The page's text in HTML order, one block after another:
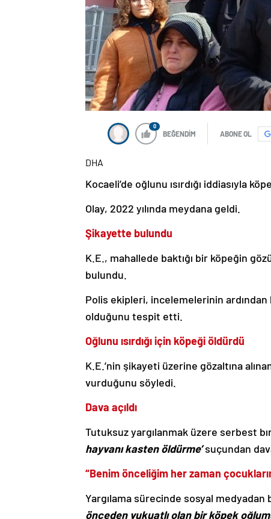
0
BEĞENDİM ABONE OL
DHA
Kocaeli’de oğlunu ısırdığı iddiasıyla
Olay, 2022 yılında meydana geldi.
Şikayette bulundu
K.E., mahallede baktığı bir köpeğin
bulundu.
Polis ekipleri, incelemelerinin
olduğunu tespit etti.
Oğlunu ısırdığı için köpeği öldürdü
K.E.’nin şikayeti üzerine gözaltına
vurduğunu söyledi.
Dava açıldı
Tutuksuz yargılanmak üzere serbest
hayvanı kasten öldürme’suçundan
“Benim önceliğim her zaman
Yargılama sürecinde sosyal medyadan
önceden vukuatlı olan bir köpek